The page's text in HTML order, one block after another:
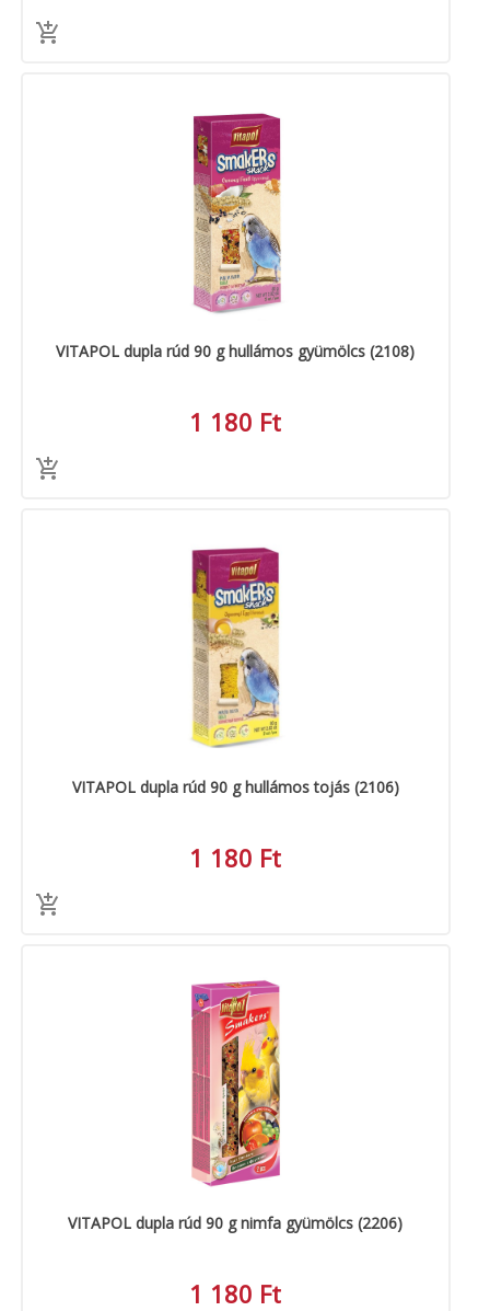
VITAPOL dupla rúd 90 g hullámos gyümölcs (2108)
1 180 Ft
VITAPOL dupla rúd 90 g hullámos tojás (2106)
1 180 Ft
VITAPOL dupla rúd 90 g nimfa gyümölcs (2206)
1 180 Ft